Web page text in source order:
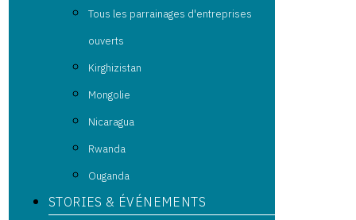
Tous les parrainages d'entreprises
ouverts
Kirghizistan
Mongolie
Nicaragua
Rwanda
Ouganda
STORIES & ÉVÉNEMENTS